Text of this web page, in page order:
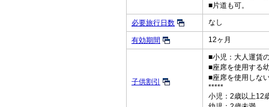
■片道も可。
必要旅行日数 なし
有効期間 12ヶ月
子供割引
■小児：大人運賃
■座席を使用する
■座席を使用しな
*****
小児：2歳以上12